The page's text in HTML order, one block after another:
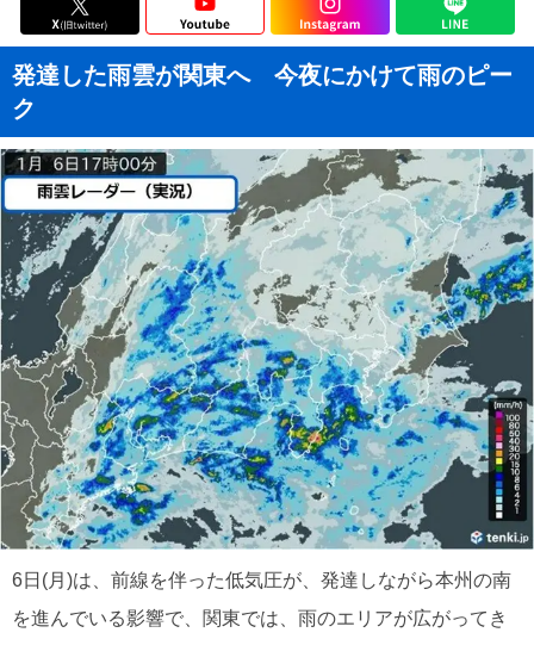
発達した雨雲が関東へ 今夜にかけて雨のピー
ク
6日(月)は、前線を伴った低気圧が、発達しながら本州の南
を進んでいる影響で、関東では、雨のエリアが広がってき